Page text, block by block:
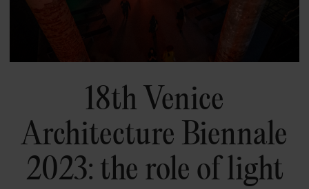
18th Venice
Architecture Biennale
2023: the role of light